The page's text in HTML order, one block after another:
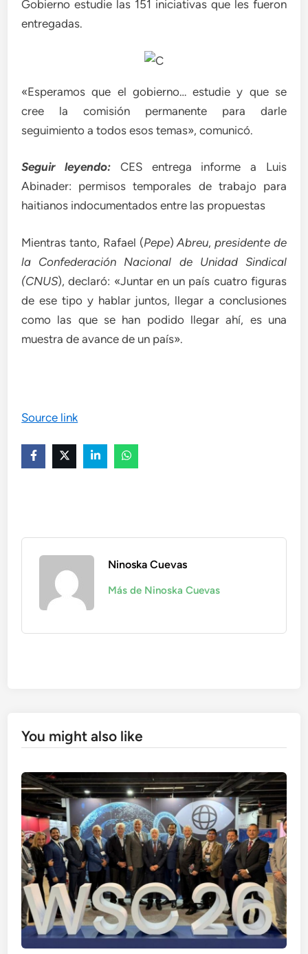
Gobierno estudie las 151 iniciativas que les fueron
entregadas.
«Esperamos que el gobierno… estudie y que se
cree la comisión permanente para darle
seguimiento a todos esos temas», comunicó.
Seguir leyendo:CES entrega informe a Luis
Abinader: permisos temporales de trabajo para
haitianos indocumentados entre las propuestas
Mientras tanto, Rafael (Pepe)Abreu,presidente de
la Confederación Nacional de Unidad Sindical
(CNUS), declaró: «Juntar en un país cuatro figuras
de ese tipo y hablar juntos, llegar a conclusiones
como las que se han podido llegar ahí, es una
muestra de avance de un país».
Source link
Ninoska Cuevas
Más de Ninoska Cuevas
You might also like